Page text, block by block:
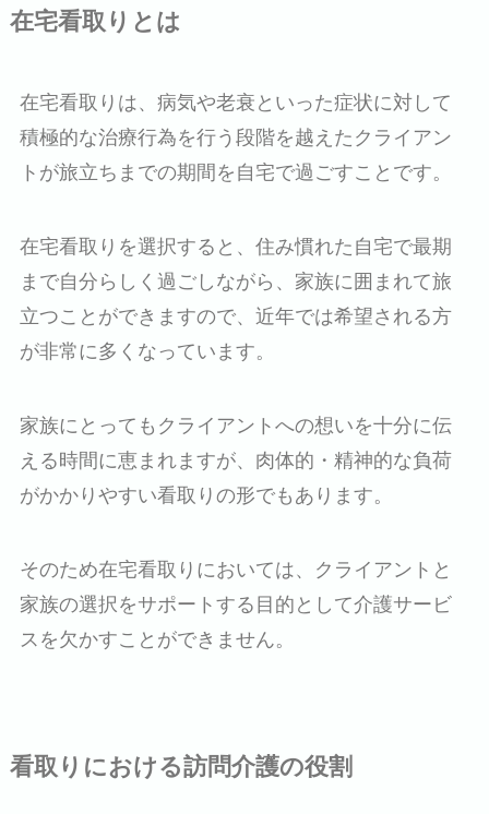
在宅看取りとは
在宅看取りは、病気や老衰といった症状に対して
積極的な治療行為を行う段階を越えたクライアン
トが旅立ちまでの期間を自宅で過ごすことです。
在宅看取りを選択すると、住み慣れた自宅で最期
まで自分らしく過ごしながら、家族に囲まれて旅
立つことができますので、近年では希望される方
が非常に多くなっています。
家族にとってもクライアントへの想いを十分に伝
える時間に恵まれますが、肉体的・精神的な負荷
がかかりやすい看取りの形でもあります。
そのため在宅看取りにおいては、クライアントと
家族の選択をサポートする目的として介護サービ
スを欠かすことができません。
看取りにおける訪問介護の役割